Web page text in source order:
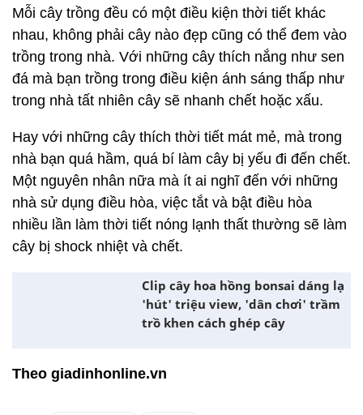
Mỗi cây trồng đều có một điều kiện thời tiết khác
nhau, không phải cây nào đẹp cũng có thể đem vào
trồng trong nhà. Với những cây thích nắng như sen
đá mà bạn trồng trong điều kiện ánh sáng thấp như
trong nhà tất nhiên cây sẽ nhanh chết hoặc xấu.
Hay với những cây thích thời tiết mát mẻ, mà trong
nhà bạn quá hầm, quá bí làm cây bị yếu đi đến chết.
Một nguyên nhân nữa mà ít ai nghĩ đến với những
nhà sử dụng điều hòa, việc tắt và bật điều hòa
nhiều lần làm thời tiết nóng lạnh thất thường sẽ làm
cây bị shock nhiệt và chết.
Clip cây hoa hồng bonsai dáng lạ
'hút' triệu view, 'dân chơi' trầm
trồ khen cách ghép cây
Theo giadinhonline.vn